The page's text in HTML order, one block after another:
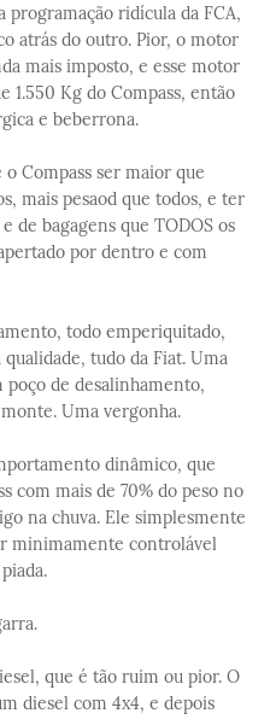
programação ridícula da FCA,
atrás do outro. Pior, o motor
mais imposto, e esse motor
1.550 Kg do Compass, então
e beberrona.
Compass ser maior que
mais pesaod que todos, e ter
de bagagens que TODOS os
por dentro e com
todo emperiquitado,
qualidade, tudo da Fiat. Uma
poço de desalinhamento,
Uma vergonha.
dinâmico, que
com mais de 70% do peso no
na chuva. Ele simplesmente
minimamente controlável
que é tão ruim ou pior. O
diesel com 4x4, e depois